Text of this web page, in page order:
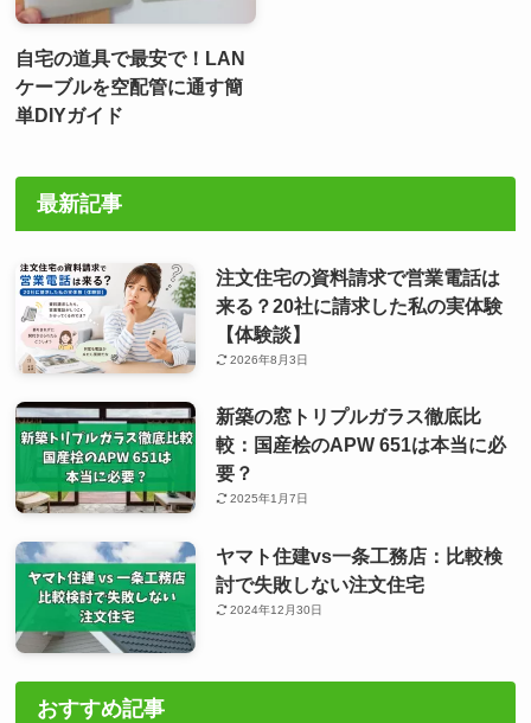
自宅の道具で最安で！LAN
ケーブルを空配管に通す簡
単DIYガイド
最新記事
注文住宅の資料請求で営業電話は
来る？20社に請求した私の実体験
【体験談】
2026年8月3日
新築の窓トリプルガラス徹底比
較：国産桧のAPW 651は本当に必
要？
2025年1月7日
ヤマト住建vs一条工務店：比較検
討で失敗しない注文住宅
2024年12月30日
おすすめ記事